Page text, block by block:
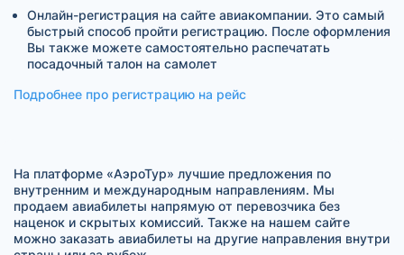
Онлайн-регистрация на сайте авиакомпании. Это самый
быстрый способ пройти регистрацию. После оформления
Вы также можете самостоятельно распечатать
посадочный талон на самолет
Подробнее про регистрацию на рейс
На платформе «АэроТур» лучшие предложения по
внутренним и международным направлениям. Мы
продаем авиабилеты напрямую от перевозчика без
наценок и скрытых комиссий. Также на нашем сайте
можно заказать авиабилеты на другие направления внутри